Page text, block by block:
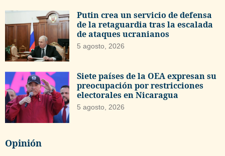
Putin crea un servicio de defensa
de la retaguardia tras la escalada
de ataques ucranianos
5 agosto, 2026
Siete países de la OEA expresan su
preocupación por restricciones
electorales en Nicaragua
5 agosto, 2026
Opinión